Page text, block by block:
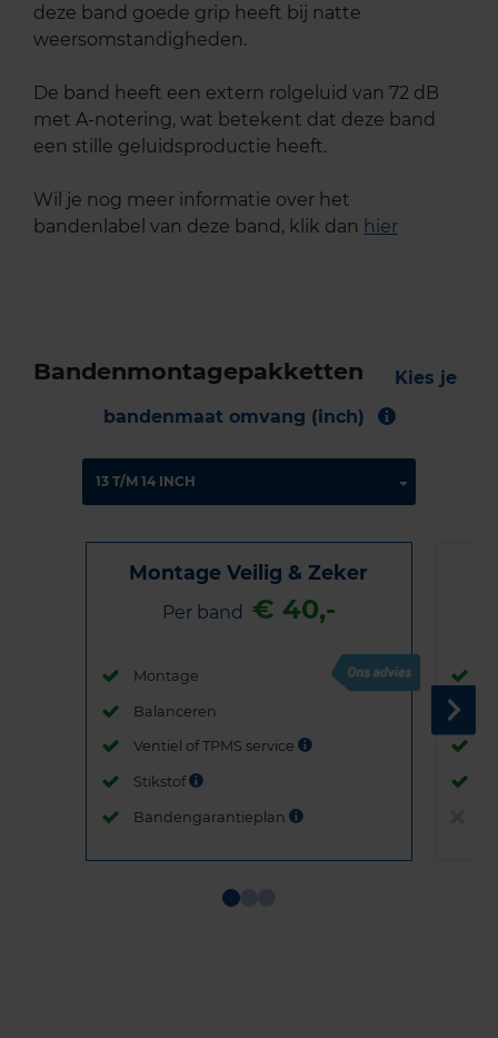
deze band goede grip heeft bij natte
weersomstandigheden.
De band heeft een extern rolgeluid van 72 dB
met A-notering, wat betekent dat deze band
een stille geluidsproductie heeft.
Wil je nog meer informatie over het
bandenlabel van deze band, klik dan hier
Bandenmontagepakketten
Kies je
bandenmaat omvang (inch)
Montage Veilig & Zeker
Per band € 40,-
Montage
Balanceren
Ventiel of TPMS service
Stikstof
Bandengarantieplan